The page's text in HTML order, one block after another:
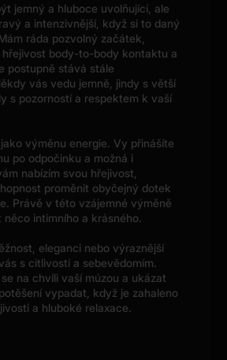
jemný a hluboce uvolňující, ale
a intenzivnější, když si to daný
ráda pozvolný začátek,
hřejivost body-to-body kontaktu a
postupně stává stále
vás vedu jemně, jindy s větší
s pozorností a respektem k vaší
výměnu energie. Vy přinášíte
po odpočinku a možná i
nabízím svou hřejivost,
proměnit obyčejný dotek
Právě v této vzájemné výměně
něco intimního a krásného.
eleganci nebo výraznější
s citlivostí a sebevědomím.
na chvíli vaší múzou a ukázat
vypadat, když je zahaleno
a hluboké relaxace.